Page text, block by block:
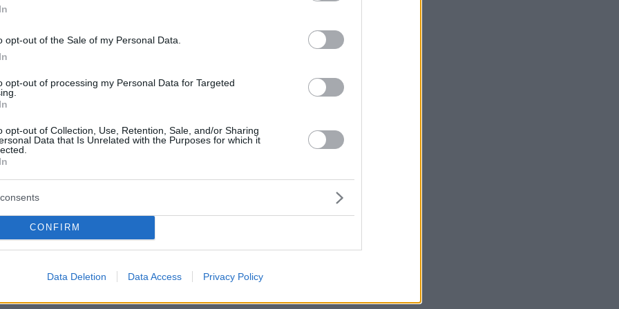
opt-out of the Sale of my Personal Data.
opt-out of processing my Personal Data for Targeted
opt-out of Collection, Use, Retention, Sale, and/or Sharing
Data that Is Unrelated with the Purposes for which it
CONFIRM
Data Deletion Data Access Privacy Policy
33χρονος για
στο Γαζί - Συνελήφθη
του για όπλα και αρχαία
3
λαρύγγι και ο χρυσός Πάνας
65